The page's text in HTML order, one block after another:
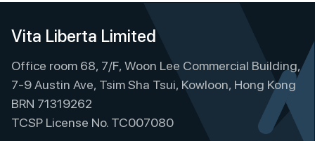
Vita Liberta Limited
Office room 68, 7/F, Woon Lee Commercial Building,
7-9 Austin Ave, Tsim Sha Tsui, Kowloon, Hong Kong
BRN 71319262
TCSP License No. TC007080